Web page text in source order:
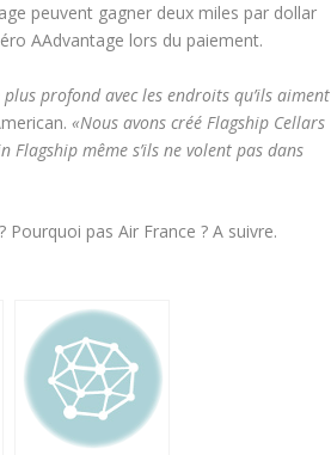
peuvent gagner deux miles par dollar
AAdvantage lors du paiement.
profond avec les endroits qu’ils aiment
«Nous avons créé Flagship Cellars
même s’ils ne volent pas dans
pas Air France ? A suivre.